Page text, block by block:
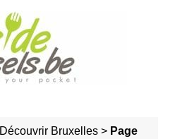
Découvrir Bruxelles> Page